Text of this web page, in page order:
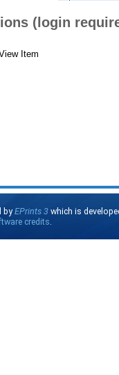
(login
Item
byEPrints 3 which is
credits.